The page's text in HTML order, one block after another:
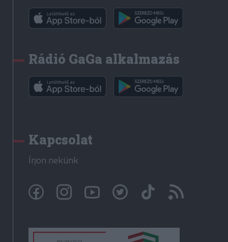
Rádió GaGa alkalmazás
Kapcsolat
Írjon nekünk